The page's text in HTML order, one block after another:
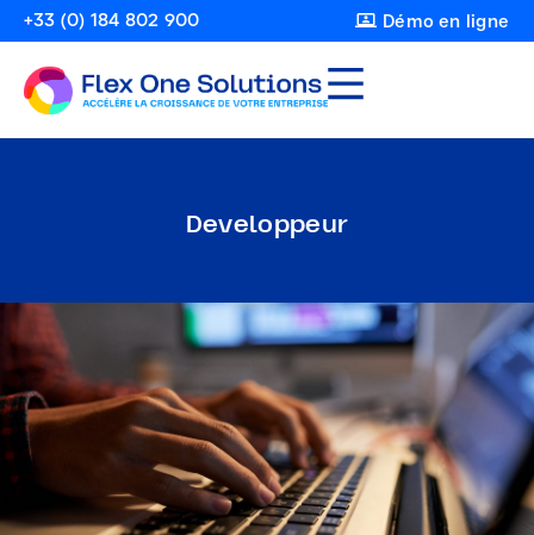
+33 (0) 184 802 900 Démo en ligne
Developpeur